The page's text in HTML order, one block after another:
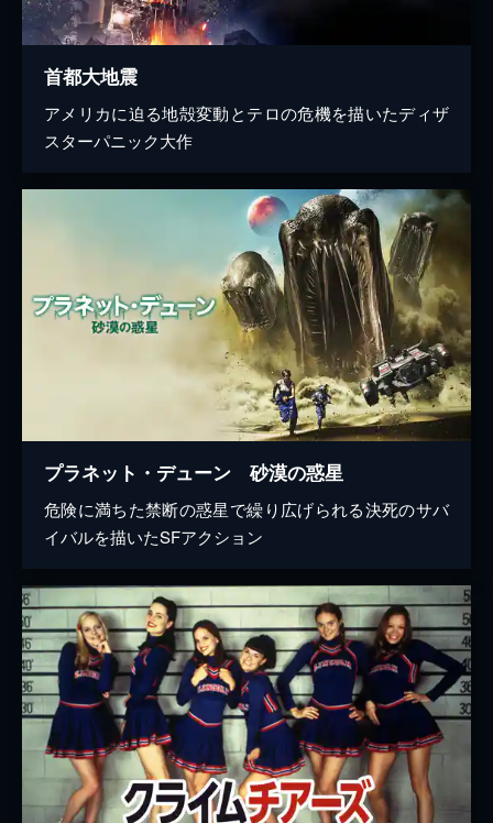
首都大地震
アメリカに迫る地殻変動とテロの危機を描いたディザ
スターパニック大作
プラネット・デューン 砂漠の惑星
危険に満ちた禁断の惑星で繰り広げられる決死のサバ
イバルを描いたSFアクション